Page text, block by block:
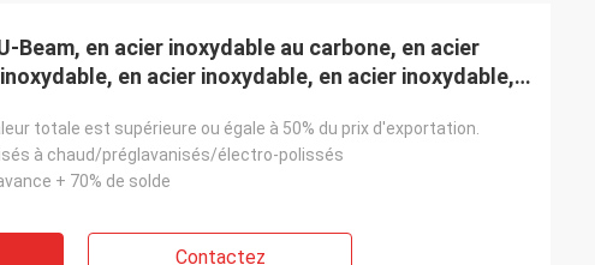
vous »
Beam, en acier inoxydable au carbone, en acier
en acier inoxydable, en acier inoxydable,
totale est supérieure ou égale à 50% du prix d'exportation.
à chaud/préglavanisés/électro-polissés
+ 70% de solde
Contactez